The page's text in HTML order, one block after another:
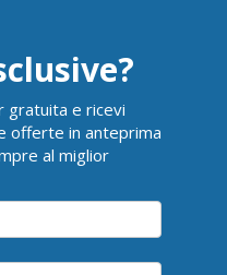
gratuita e ricevi
offerte in anteprima
al miglior